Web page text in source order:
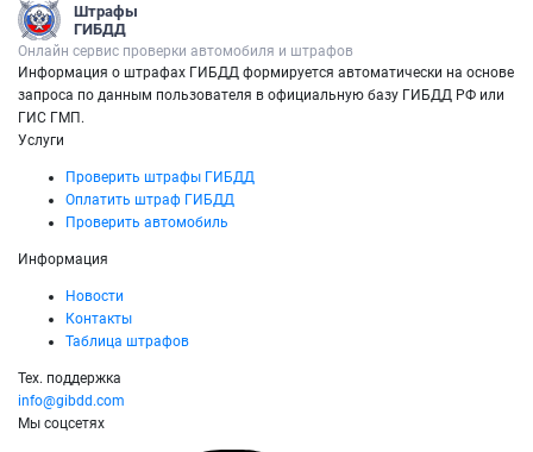
Штрафы
ГИБДД
Онлайн сервис проверки автомобиля и штрафов
Информация о штрафах ГИБДД формируется автоматически на основе
запроса по данным пользователя в официальную базу ГИБДД РФ или
ГИС ГМП.
Услуги
Проверить штрафы ГИБДД
Оплатить штраф ГИБДД
Проверить автомобиль
Информация
Новости
Контакты
Таблица штрафов
Тех. поддержка
info@gibdd.com
Мы соцсетях